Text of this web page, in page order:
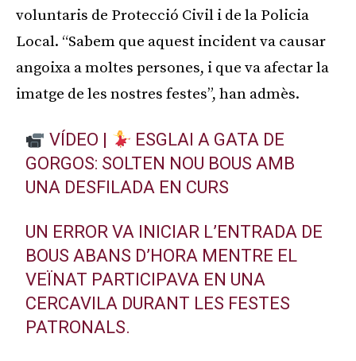
voluntaris de Protecció Civil i de la Policia
Local. “Sabem que aquest incident va causar
angoixa a moltes persones, i que va afectar la
imatge de les nostres festes”, han admès.
VÍDEO |
ESGLAI A GATA DE
GORGOS: SOLTEN NOU BOUS AMB
UNA DESFILADA EN CURS
UN ERROR VA INICIAR L’ENTRADA DE
BOUS ABANS D’HORA MENTRE EL
VEÏNAT PARTICIPAVA EN UNA
CERCAVILA DURANT LES FESTES
PATRONALS.